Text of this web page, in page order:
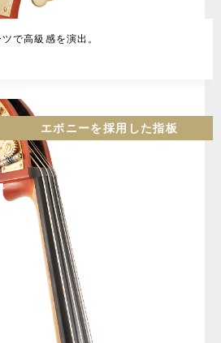
で高級感を演出。
エボニーを採用した指板